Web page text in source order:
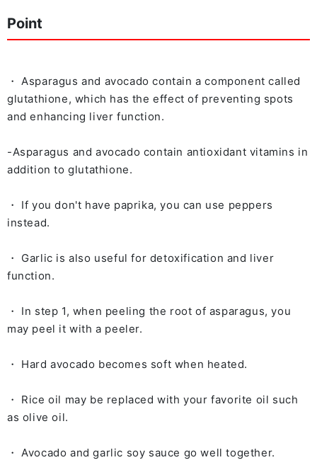
Point
・ Asparagus and avocado contain a component called
glutathione, which has the effect of preventing spots
and enhancing liver function.
-Asparagus and avocado contain antioxidant vitamins in
addition to glutathione.
・ If you don't have paprika, you can use peppers
instead.
・ Garlic is also useful for detoxification and liver
function.
・ In step 1, when peeling the root of asparagus, you
may peel it with a peeler.
・ Hard avocado becomes soft when heated.
・ Rice oil may be replaced with your favorite oil such
as olive oil.